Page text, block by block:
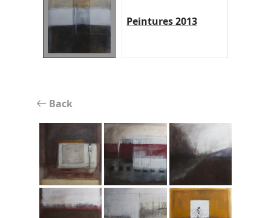
Peintures 2013
Back